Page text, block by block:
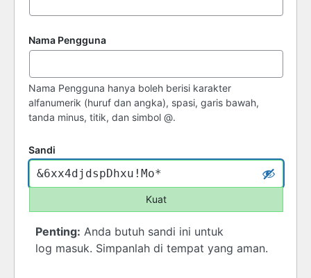
Nama Pengguna
Nama Pengguna hanya boleh berisi karakter
alfanumerik (huruf dan angka), spasi, garis bawah,
tanda minus, titik, dan simbol @.
Sandi
Kuat
Penting: Anda butuh sandi ini untuk
log masuk. Simpanlah di tempat yang aman.